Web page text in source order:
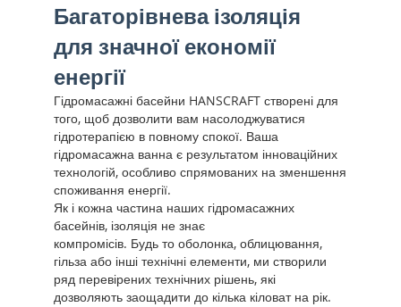
Багаторівнева ізоляція
для значної економії
енергії
Гідромасажні басейни HANSCRAFT створені для
того, щоб дозволити вам насолоджуватися
гідротерапією в повному спокої. Ваша
гідромасажна ванна є результатом інноваційних
технологій, особливо спрямованих на зменшення
споживання енергії.
Як і кожна частина наших гідромасажних
басейнів, ізоляція не знає
компромісів. Будь то оболонка, облицювання,
гільза або інші технічні елементи, ми створили
ряд перевірених технічних рішень, які
дозволяють заощадити до кілька кіловат на рік.